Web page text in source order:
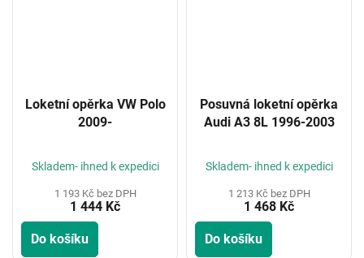
Loketní opěrka VW Polo
2009-
Skladem- ihned k expedici
1 193 Kč bez DPH
1 444 Kč
Do košíku
Posuvná loketní opěrka
Audi A3 8L 1996-2003
Skladem- ihned k expedici
1 213 Kč bez DPH
1 468 Kč
Do košíku